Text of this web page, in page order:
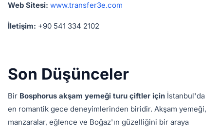
Web Sitesi: www.transfer3e.com
İletişim: +90 541 334 2102
Son Düşünceler
Bir Bosphorus akşam yemeği turu çiftler için İstanbul'da
en romantik gece deneyimlerinden biridir. Akşam yemeği,
manzaralar, eğlence ve Boğaz'ın güzelliğini bir araya